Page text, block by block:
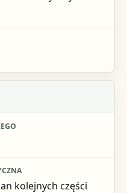
kolejnych części